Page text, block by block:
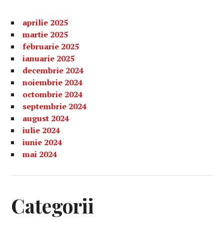
aprilie 2025
martie 2025
februarie 2025
ianuarie 2025
decembrie 2024
noiembrie 2024
octombrie 2024
septembrie 2024
august 2024
iulie 2024
iunie 2024
mai 2024
Categorii